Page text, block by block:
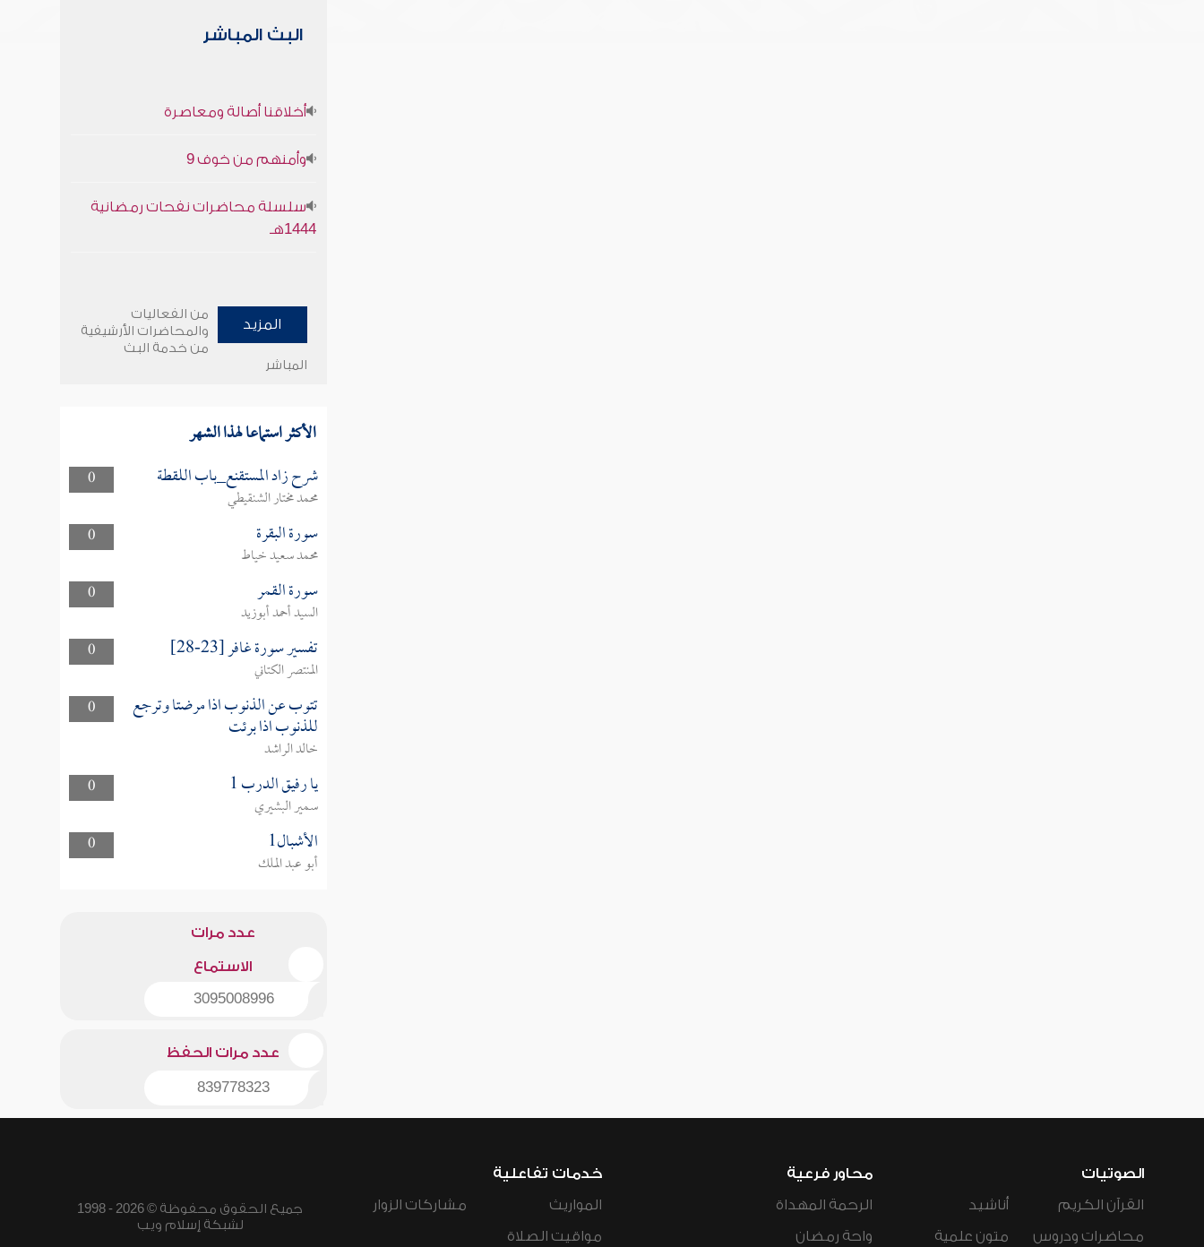
البث المباشر
أخلاقنا أصالة ومعاصرة
وأمنهم من خوف 9
سلسلة محاضرات نفحات رمضانية
1444هـ
المزيد
من الفعاليات
والمحاضرات الأرشيفية
من خدمة البث
المباشر
الأكثر استماعا لهذا الشهر
0 شرح زاد المستقنع_باب اللقطة
محمد مختار الشنقيطي
0
سورة البقرة
محمد سعيد خياط
0
سورة القمر
السيد أحمد أبوزيد
0
تفسير سورة غافر [23-28]
المنتصر الكتاني
0
تتوب عن الذنوب اذا مرضتا وترجع
للذنوب اذا برئت
خالد الراشد
0
يا رفيق الدرب 1
سمير البشيري
0
الأشبال1
أبو عبد الملك
عدد مرات
الاستماع
3095008996
عدد مرات الحفظ
839778323
الصوتيات
القرآن الكريم
محاضرات ودروس
أناشيد
متون علمية
محاور فرعية
الرحمة المهداة
واحة رمضان
خدمات تفاعلية
المواريث
مواقيت الصلاة
مشاركات الزوار
جميع الحقوق محفوظة © 2026 - 1998
لشبكة إسلام ويب